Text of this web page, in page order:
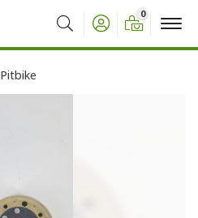
Buscar
0